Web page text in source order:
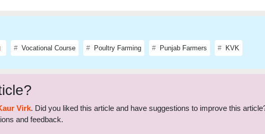
Virk. Did you liked this article and have suggestions to improve this article?